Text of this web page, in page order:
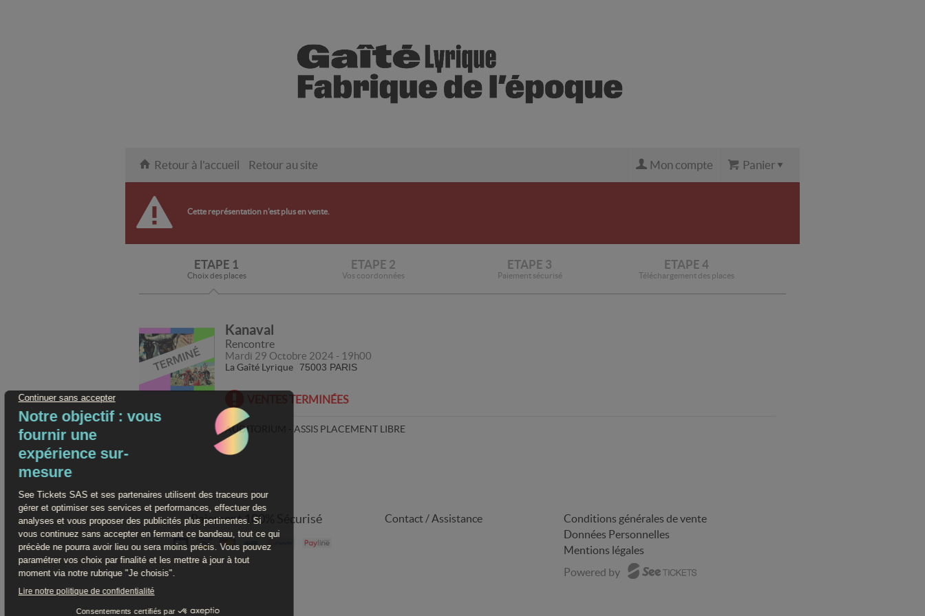
Retour à l'accueil Retour au site Panier
Mon compte
Cette représentation n'est plus en vente.
ETAPE 1
Choix des places
ETAPE 2
Vos coordonnées
ETAPE 3
Paiement sécurisé
ETAPE 4
Téléchargement des places
Kanaval
Rencontre
Mardi 29 Octobre 2024 - 19h00
La Gaîté Lyrique 75003 PARIS
VENTES TERMINÉES
AUDITORIUM - ASSIS PLACEMENT LIBRE
Paiement 100% Sécurisé Contact / Assistance
Conditions générales de vente
Données Personnelles
Mentions légales
Powered by